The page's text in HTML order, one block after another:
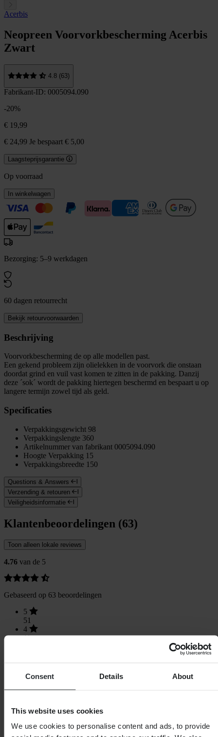
Consent Details About
This website uses cookies
We use cookies to personalise content and ads, to provide
Acerbis
Neopreen Voorvorkbescherming Acerbis
Zwart
4.8 (63)
Fabrikant-ID: 0005094.090
-20%
€ 19,99
€ 24,99 Je bespaart € 5,00
Laagsteprijsgarantie
Op voorraad
In winkelwagen
Bezorging: 5–9 werkdagen
60 dagen retourrecht
Bekijk retourvoorwaarden
Beschrijving
Voorvorkbescherming de op alle modellen past.
Een gekend probleem zijn olielekken in de voorvork die onstaan
doordat grind en vuil vast komen te zitten in de pakking. Danzij
deze ´sok´ wordt de pakking hiertegen beschermd en bespaart u op
langere termijn zowel tijd als geld.
Specificaties
Verpakkingsgewicht 98
Verpakkingslengte 360
Artikelnummer van fabrikant 0005094.090
Hoogte Verpakking 15
Verpakkingsbreedte 150
Questions & Answers
Verzending & retouren
Veiligheidsinformatie
Klantenbeoordelingen (63)
Toon alleen lokale reviews
4.76 van de 5
Gebaseerd op 63 beoordelingen
5
51
4
11
0
1